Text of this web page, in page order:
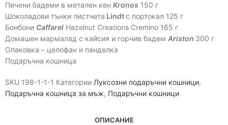
Печени бадеми в метален кен Kronos 150 г
Шоколадови тънки листчета Lindtс портокал 125 г
Бонбони Caffarel Hazelnut Creations Cremino 165 г
Домашен мармалад с кайсия и горчив бадем Ariston 300 г
Опаковка – целофан и панделка
Подаръчна кошница
SKU 198-1-1-1 Категории Луксозни подаръчни кошници,
Подаръчна кошница за мъж, Подаръчни кошници
ОПИСАНИЕ